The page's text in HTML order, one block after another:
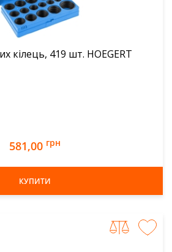
кілець, 419 шт. HOEGERT
581,00 грн
КУПИТИ